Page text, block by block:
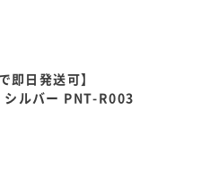
即日発送可】
シルバー PNT-R003